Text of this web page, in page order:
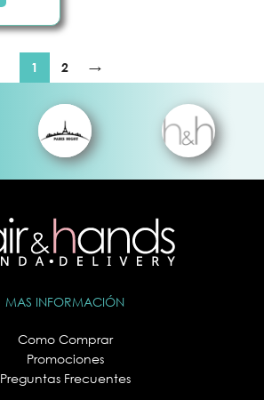
1 2 →
MAS INFORMACIÓN
Como Comprar
Promociones
Preguntas Frecuentes